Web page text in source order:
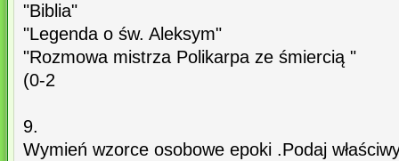
"Biblia"
"Legenda o św. Aleksym"
"Rozmowa mistrza Polikarpa ze śmiercią "
(0-2
9.
Wymień wzorce osobowe epoki .Podaj